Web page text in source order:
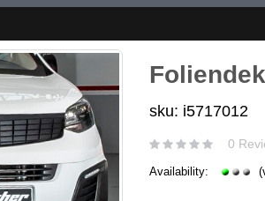
sku: i5717012
0
Availability: